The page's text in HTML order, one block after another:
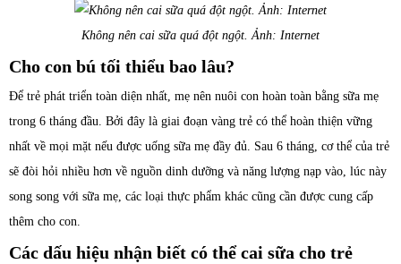
Không nên cai sữa quá đột ngột. Ảnh: Internet
Cho con bú tối thiểu bao lâu?
Để trẻ phát triển toàn diện nhất, mẹ nên nuôi con hoàn toàn bằng sữa mẹ
trong 6 tháng đầu. Bởi đây là giai đoạn vàng trẻ có thể hoàn thiện vững
nhất về mọi mặt nếu được uống sữa mẹ đầy đủ. Sau 6 tháng, cơ thể của trẻ
sẽ đòi hỏi nhiều hơn về nguồn dinh dưỡng và năng lượng nạp vào, lúc này
song song với sữa mẹ, các loại thực phẩm khác cũng cần được cung cấp
thêm cho con.
Các dấu hiệu nhận biết có thể cai sữa cho trẻ